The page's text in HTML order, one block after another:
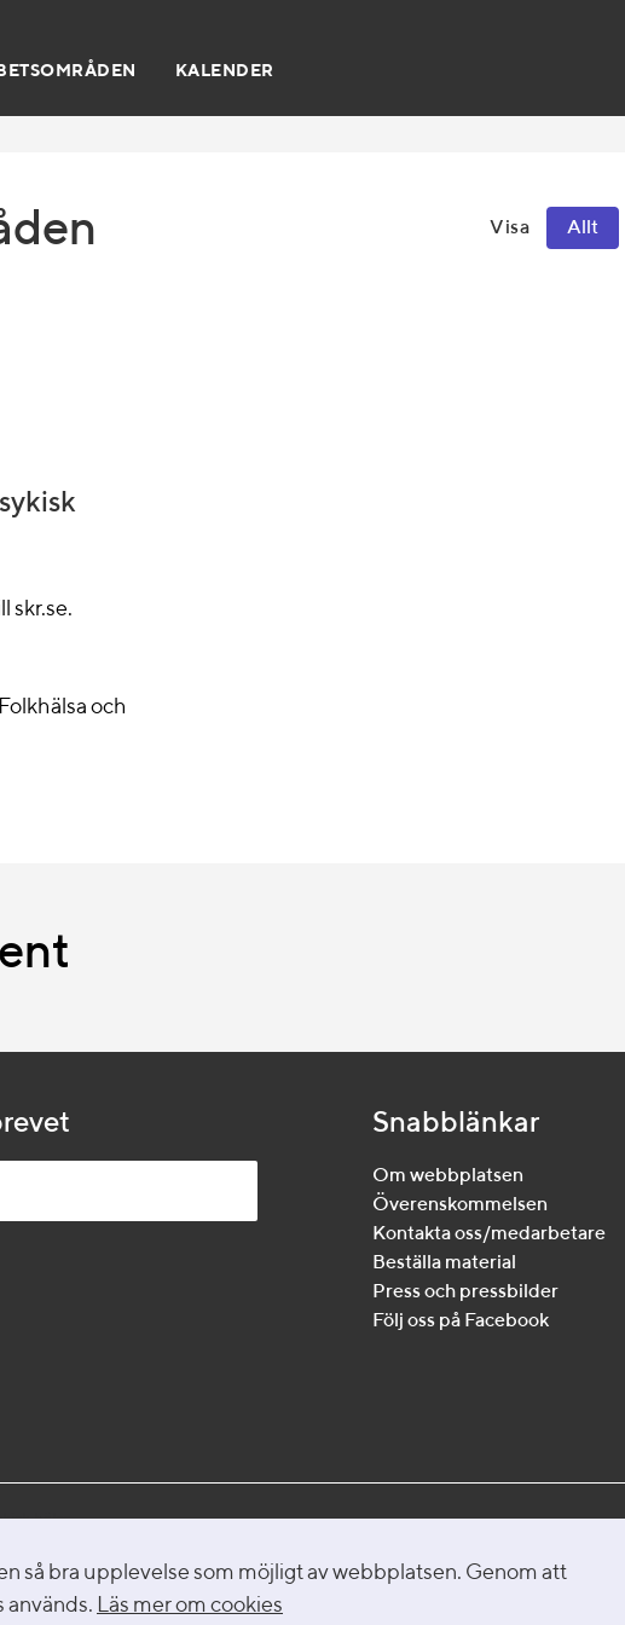
KALENDER
Visa Allt
skr.se.
och
Snabblänkar
Om webbplatsen
Överenskommelsen
Kontakta oss/medarbetare
Beställa material
Press och pressbilder
Följ oss på Facebook
och verktyg tillsammans
inom området psykisk
så bra upplevelse som möjligt av webbplatsen. Genom att
används. Läs mer om cookies